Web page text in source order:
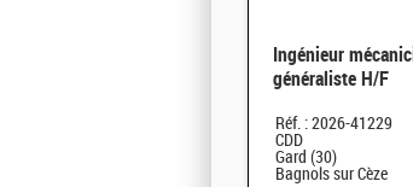
Ingénieur
généraliste H/F
Réf. : 2026-41229
CDD
Gard (30)
Bagnols sur Cèze